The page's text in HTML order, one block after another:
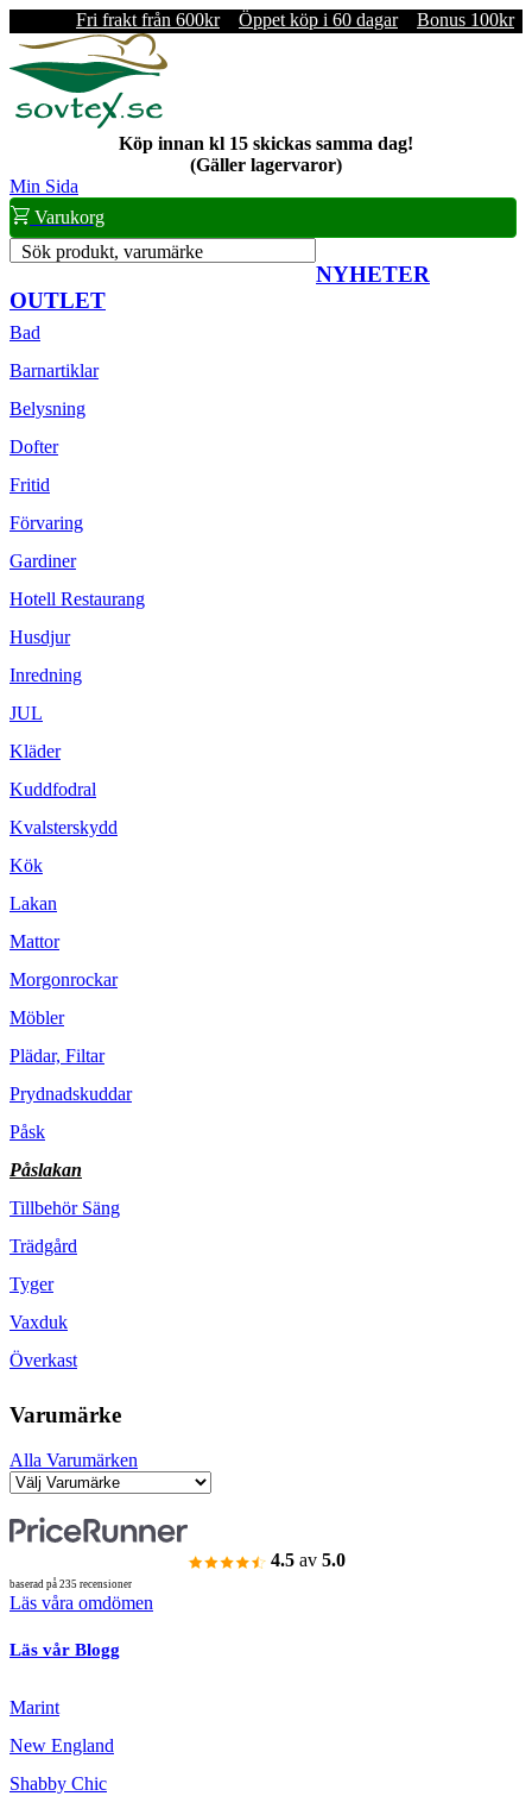
Fri frakt från 600kr Öppet köp i 60 dagar Bonus 100kr
Köp innan kl 15 skickas samma dag!
(Gäller lagervaror)
Min Sida
Varukorg
Sök produkt, varumärke
NYHETER
OUTLET
Bad
Barnartiklar
Belysning
Dofter
Fritid
Förvaring
Gardiner
Hotell Restaurang
Husdjur
Inredning
JUL
Kläder
Kuddfodral
Kvalsterskydd
Kök
Lakan
Mattor
Morgonrockar
Möbler
Plädar, Filtar
Prydnadskuddar
Påsk
Påslakan
Tillbehör Säng
Trädgård
Tyger
Vaxduk
Överkast
Varumärke
Alla Varumärken
4.5 av 5.0
baserad på 235 recensioner
Läs våra omdömen
Läs vår Blogg
Marint
New England
Shabby Chic